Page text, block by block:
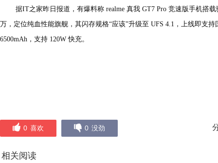
据IT之家昨日报道，有爆料称 realme 真我 GT7 Pro 竞速版手机搭
万，定位纯血性能旗舰，其闪存规格“应该”升级至 UFS 4.1，上线即支
6500mAh，支持 120W 快充。
0 喜欢 0 没劲
相关阅读